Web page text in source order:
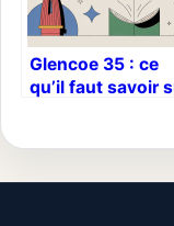
Glencoe 35 : ce
qu’il faut savoir